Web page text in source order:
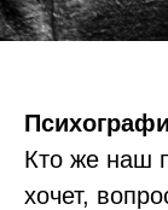
Кто же наш
хочет,